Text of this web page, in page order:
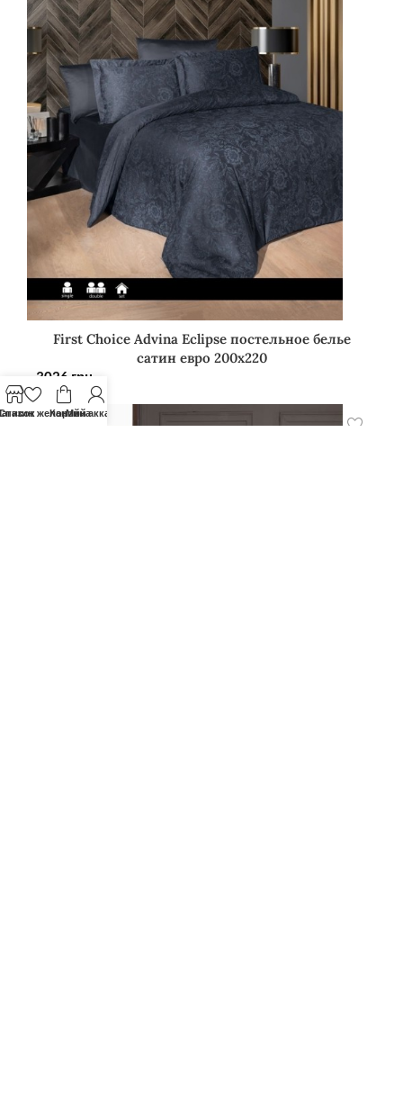
First Choice Advina Eclipse постельное белье
сатин евро 200х220
3026 грн.
желаний
Корзина
Мой аккаунт